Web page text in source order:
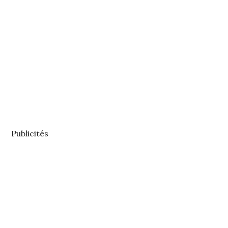
Publicités